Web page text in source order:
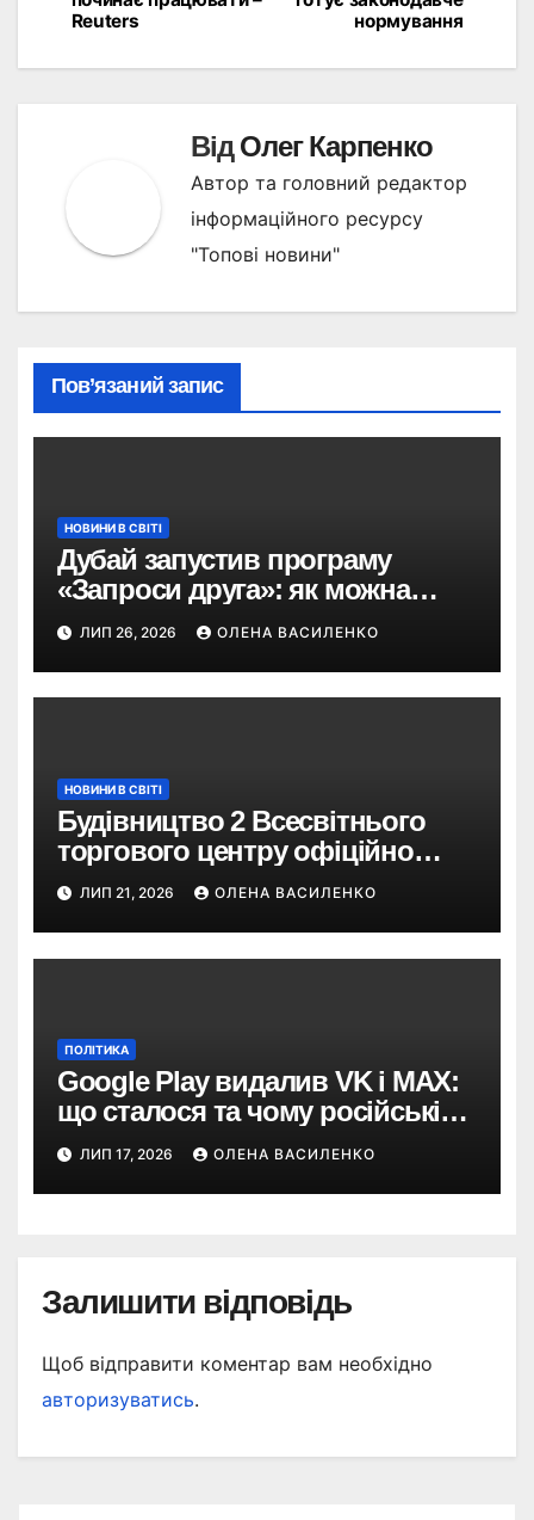
записів
нормування
Reuters
ВідОлег Карпенко
Автор та головний редактор
інформаційного ресурсу
"Топові новини"
Пов’язаний запис
НОВИНИ В СВІТІ
Дубай запустив програму
«Запроси друга»: як можна
отримати винагороду за
туристів
ЛИП 26, 2026 ОЛЕНА ВАСИЛЕНКО
НОВИНИ В СВІТІ
Будівництво 2 Всесвітнього
торгового центру офіційно
розпочалося: 373 метри
ЛИП 21, 2026 ОЛЕНА ВАСИЛЕНКО
ПОЛІТИКА
Google Play видалив VK і MAX:
що сталося та чому російські
застосунки зникають із
магазинів
ЛИП 17, 2026 ОЛЕНА ВАСИЛЕНКО
Залишити відповідь
Щоб відправити коментар вам необхідно
авторизуватись.